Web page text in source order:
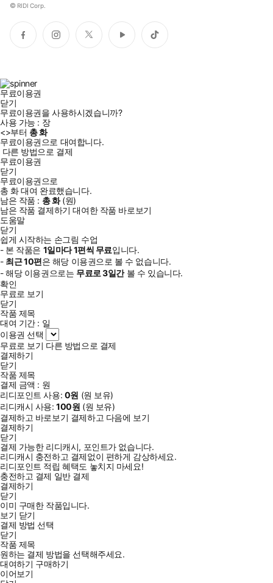
© RIDI Corp.
페
이
인
스
트
위
유
튜
틱
톡
무료이용권
닫기
무료이용권을 사용하시겠습니까?
사용 가능 : 장
<>부터 총화
무료이용권으로 대여합니다.
다른 방법으로 결제
무료이용권
닫기
무료이용권으로
총 화대여 완료했습니다.
남은 작품 : 총화(원)
남은 작품 결제하기 대여한 작품 바로보기
도움말
닫기
쉽게 시작하는 손그림 수업
- 본 작품은 1일마다1편씩 무료입니다.
- 최근10편은 해당 이용권으로 볼 수 없습니다.
- 해당 이용권으로는 무료로3일간볼 수 있습니다.
확인
무료로 보기
닫기
작품 제목
대여 기간 : 일
이용권 선택
무료로 보기 다른 방법으로 결제
결제하기
닫기
작품 제목
결제 금액 : 원
리디포인트 사용: 0원 (원 보유)
리디캐시 사용:100원 (원 보유)
결제하고 바로보기 결제하고 다음에 보기
결제하기
닫기
결제 가능한 리디캐시, 포인트가 없습니다.
리디캐시 충전하고 결제없이 편하게 감상하세요.
리디포인트 적립 혜택도 놓치지 마세요!
충전하고 결제 일반 결제
결제하기
닫기
이미 구매한 작품입니다.
보기 닫기
결제 방법 선택
닫기
작품 제목
원하는 결제 방법을 선택해주세요.
대여하기 구매하기
이어보기